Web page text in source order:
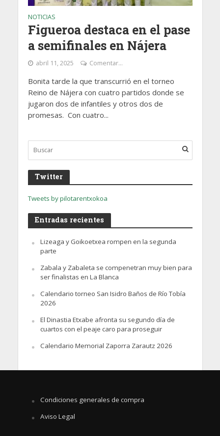
NOTICIAS
Figueroa destaca en el pase
a semifinales en Nájera
abril 11, 2025 Comentar...
Bonita tarde la que transcurrió en el torneo
Reino de Nájera con cuatro partidos donde se
jugaron dos de infantiles y otros dos de
promesas. Con cuatro...
Twitter
Tweets by pilotarentxokoa
Entradas recientes
Lizeaga y Goikoetxea rompen en la segunda
parte
Zabala y Zabaleta se compenetran muy bien para
ser finalistas en La Blanca
Calendario torneo San Isidro Baños de Río Tobía
2026
El Dinastia Etxabe afronta su segundo día de
cuartos con el peaje caro para proseguir
Calendario Memorial Zaporra Zarautz 2026
Condiciones generales de compra
Aviso Legal